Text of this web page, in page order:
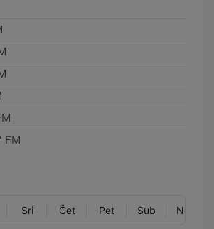
FM
Sri Čet Pet Sub Ned